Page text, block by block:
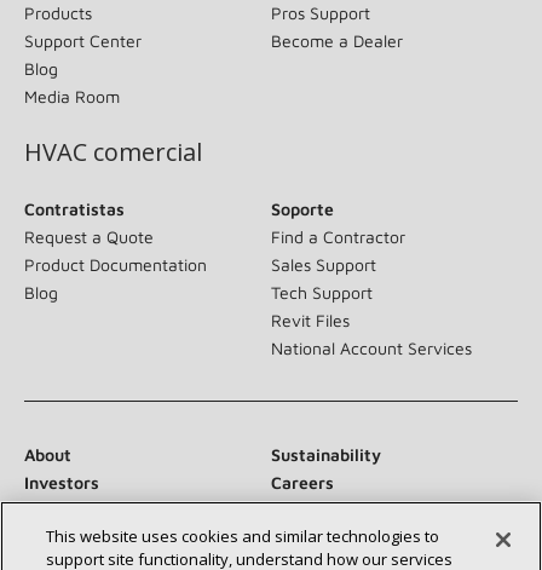
Products
Support Center
Blog
Media Room
Pros Support
Become a Dealer
HVAC comercial
Contratistas
Request a Quote
Product Documentation
Blog
Soporte
Find a Contractor
Sales Support
Tech Support
Revit Files
National Account Services
About
Sustainability
Investors
Careers
Suppliers
Contact Us
Newsroom
This website uses cookies and similar technologies to
support site functionality, understand how our services